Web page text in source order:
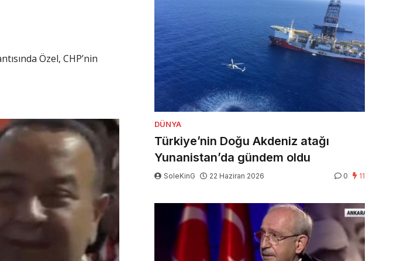
Özel, CHP’nin
DÜNYA
Türkiye’nin Doğu Akdeniz atağı
Yunanistan’da gündem oldu
SoleKinG 22 Haziran 2026 0 11